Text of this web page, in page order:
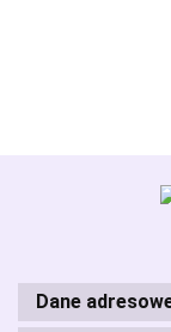
Alis
Dane